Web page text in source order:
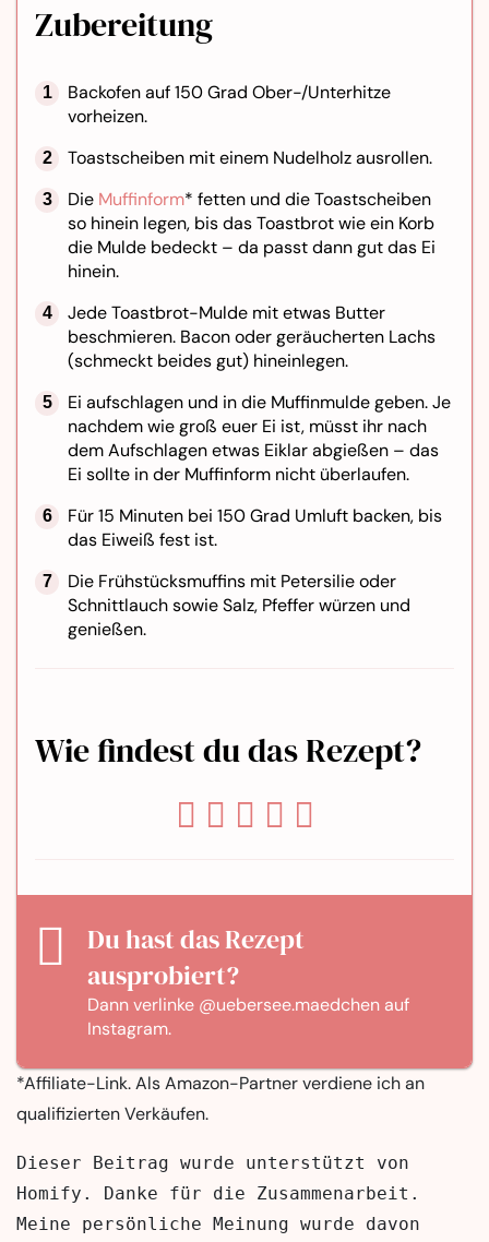
Zubereitung
Backofen auf 150 Grad Ober-/Unterhitze
vorheizen.
Toastscheiben mit einem Nudelholz ausrollen.
Die Muffinform* fetten und die Toastscheiben
so hinein legen, bis das Toastbrot wie ein Korb
die Mulde bedeckt – da passt dann gut das Ei
hinein.
Jede Toastbrot-Mulde mit etwas Butter
beschmieren. Bacon oder geräucherten Lachs
(schmeckt beides gut) hineinlegen.
Ei aufschlagen und in die Muffinmulde geben.Je
nachdem wie groß euer Ei ist, müsst ihr nach
dem Aufschlagen etwas Eiklar abgießen – das
Ei sollte in der Muffinform nicht überlaufen.
Für 15 Minuten bei 150 Grad Umluft backen, bis
das Eiweiß fest ist.
Die Frühstücksmuffins mit Petersilie oder
Schnittlauch sowie Salz, Pfeffer würzen und
genießen.
Wie findest du das Rezept?
Du hast das Rezept
ausprobiert?
Dann verlinke @uebersee.maedchen auf
Instagram.
*Affiliate-Link. Als Amazon-Partner verdiene ich an
qualifizierten Verkäufen.
Dieser Beitrag wurde unterstützt von
Homify. Danke für die Zusammenarbeit.
Meine persönliche Meinung wurde davon